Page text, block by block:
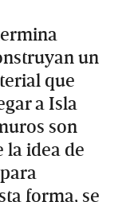
un
que
a Isla
son
la idea de
forma, se